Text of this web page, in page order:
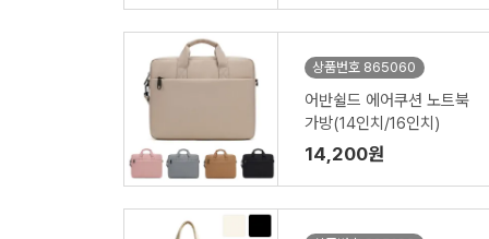
상품번호 865060
어반쉴드 에어쿠션 노트북
가방(14인치/16인치)
14,200원